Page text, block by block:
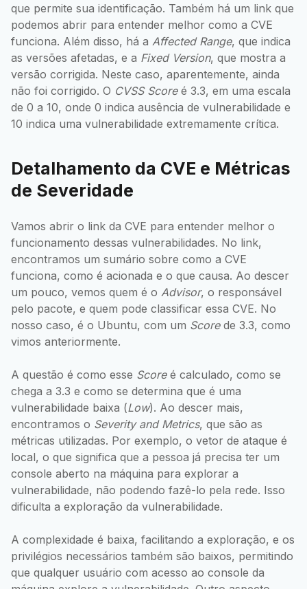
que permite sua identificação. Também há um link que
podemos abrir para entender melhor como a CVE
funciona. Além disso, há a Affected Range, que indica
as versões afetadas, e a Fixed Version, que mostra a
versão corrigida. Neste caso, aparentemente, ainda
não foi corrigido. O CVSS Scoreé 3.3, em uma escala
de 0 a 10, onde 0 indica ausência de vulnerabilidade e
10 indica uma vulnerabilidade extremamente crítica.
Detalhamento da CVE e Métricas
de Severidade
Vamos abrir o link da CVE para entender melhor o
funcionamento dessas vulnerabilidades. No link,
encontramos um sumário sobre como a CVE
funciona, como é acionada e o que causa. Ao descer
um pouco, vemos quem é o Advisor, o responsável
pelo pacote, e quem pode classificar essa CVE. No
nosso caso, é o Ubuntu, com um Scorede 3.3, como
vimos anteriormente.
A questão é como esse Scoreé calculado, como se
chega a 3.3 e como se determina que é uma
vulnerabilidade baixa (Low). Ao descer mais,
encontramos o Severity and Metrics, que são as
métricas utilizadas. Por exemplo, o vetor de ataque é
local, o que significa que a pessoa já precisa ter um
console aberto na máquina para explorar a
vulnerabilidade, não podendo fazê-lo pela rede. Isso
dificulta a exploração da vulnerabilidade.
A complexidade é baixa, facilitando a exploração, e os
privilégios necessários também são baixos, permitindo
que qualquer usuário com acesso ao console da